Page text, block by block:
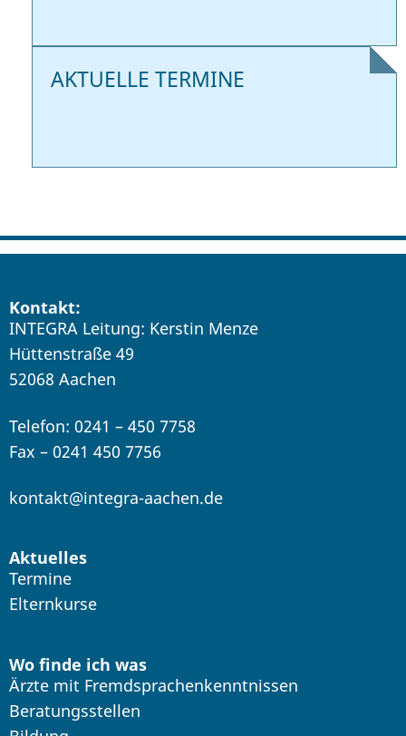
AKTUELLE TERMINE
Kontakt:
INTEGRA Leitung: Kerstin Menze
Hüttenstraße 49
52068 Aachen
Telefon: 0241 – 450 7758
Fax – 0241 450 7756
kontakt@integra-aachen.de
Aktuelles
Termine
Elternkurse
Wo finde ich was
Ärzte mit Fremdsprachenkenntnissen
Beratungsstellen